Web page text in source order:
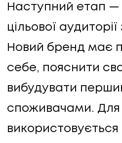
Наступний етап —
цільової
Новий бренд має
себе, пояснити
вибудувати
споживачами. Для
використовується